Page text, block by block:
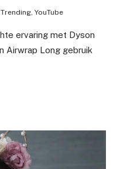
Trending,YouTube
ervaring met Dyson
Airwrap Long gebruik